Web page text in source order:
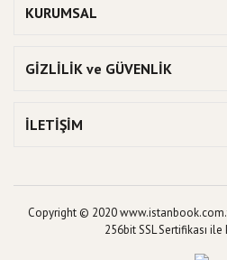
KURUMSAL
GİZLİLİK ve GÜVENLİK
İLETİŞİM
Copyright © 2020
256bit SSL Sertifikası ile